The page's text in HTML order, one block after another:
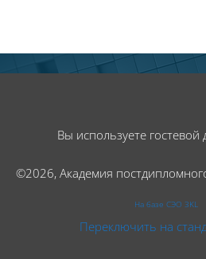
Вы используете гостевой
©2026, Академия
На базе СЭО 3KL
Переключить на